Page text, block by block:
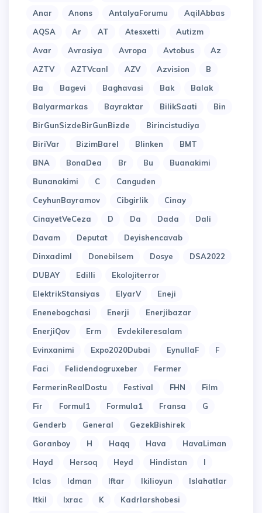
Anar
Anons AntalyaForumu
AqilAbbas
AQSA
Ar AT Atesxetti
Autizm
Avar
Avrasiya Avropa Avtobus
Az
AZTV
AZTVcanl AZV Azvision
B
Ba
Bagevi Baghavasi Bak
Balak
Balyarmarkas
Bayraktar BilikSaati
Bin
BirGunSizdeBirGunBizde
Birincistudiya
BiriVar
BizimBarel Blinken
BMT
BNA
BonaDea Br Bu
Buanakimi
Bunanakimi
C
Canguden
CeyhunBayramov
Cibgirlik
Cinay
CinayetVeCeza
D Da Dada
Dali
Davam
Deputat
Deyishencavab
Dinxadiml
Donebilsem Dosye
DSA2022
DUBAY
Edilli
Ekolojiterror
ElektrikStansiyas
ElyarV
Eneji
Enenebogchasi
Enerji
Enerjibazar
EnerjiQov
Erm
Evdekileresalam
Evinxanimi
Expo2020Dubai EynullaF
F
Faci
Felidendogruxeber
Fermer
FermerinRealDostu
Festival FHN
Film
Fir
Formul1 Formula1 Fransa
G
Genderb
General
GezekBishirek
Goranboy
H Haqq Hava
HavaLiman
Hayd
Hersoq Heyd Hindistan
I
Iclas
Idman Iftar Ikilioyun
Islahatlar
Itkil
Ixrac K
Kadrlarshobesi